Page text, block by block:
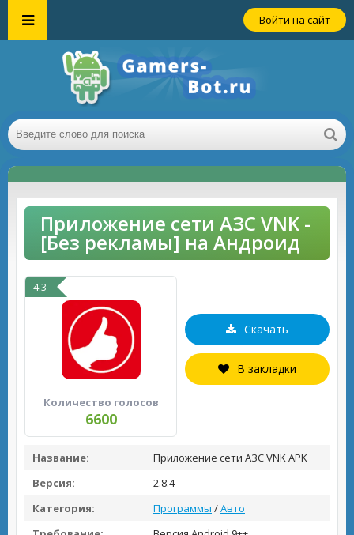
Войти на сайт
Приложение сети АЗС VNK -
[Без рекламы] на Андроид
4.3
Количество голосов
6600
Скачать
В закладки
Название:
Приложение сети АЗС VNK APK
Версия:
2.8.4
Категория:
Программы /Авто